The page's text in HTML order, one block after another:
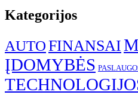
Kategorijos
AUTOFINANSAI
ĮDOMYBĖS